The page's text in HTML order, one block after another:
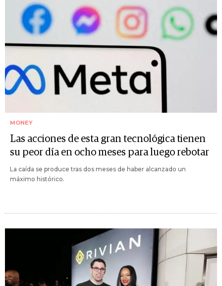
MONEY
Las acciones de esta gran tecnológica tienen
su peor día en ocho meses para luego rebotar
La caída se produce tras dos meses de haber alcanzado un
máximo histórico.